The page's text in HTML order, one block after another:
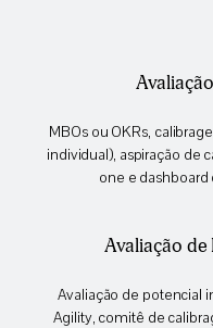
MBOs ou OKRs,
individual), aspiração de
one e
Avaliação de
Avaliação de potencial
Agility, comitê de